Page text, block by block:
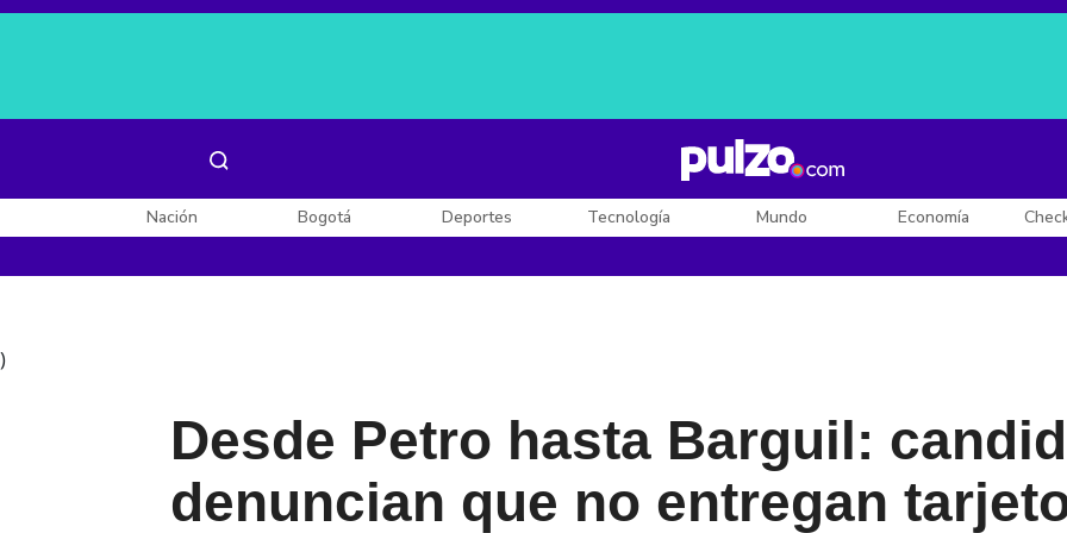
Posesión de De la Espriella
Nación Bogotá Deportes Tecnología Mundo Economía
)
Desde Petro hasta Barguil:
denuncian que no entregan